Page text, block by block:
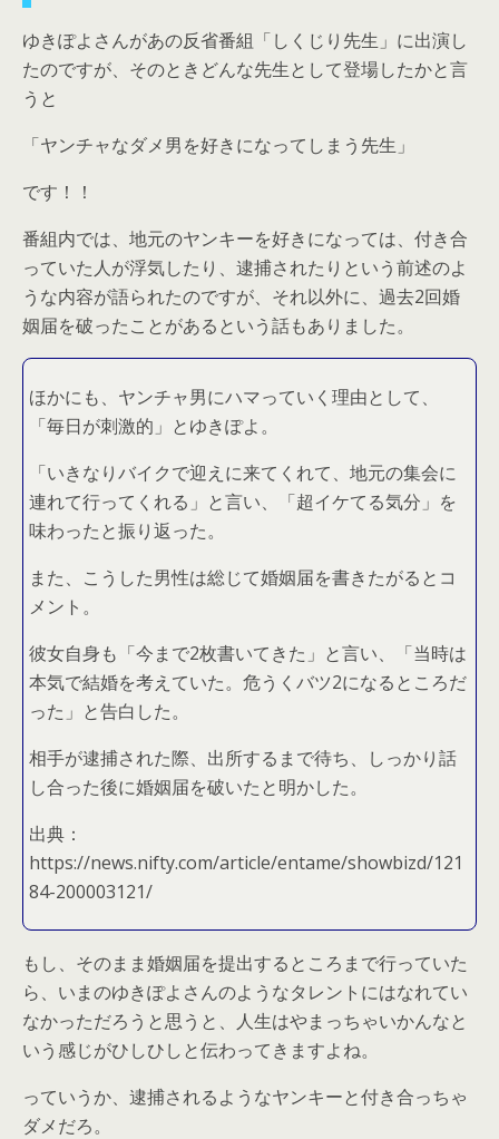
ゆきぽよさんがあの反省番組「しくじり先生」に出演し
たのですが、そのときどんな先生として登場したかと言
うと
「ヤンチャなダメ男を好きになってしまう先生」
です！！
番組内では、地元のヤンキーを好きになっては、付き合
っていた人が浮気したり、逮捕されたりという前述のよ
うな内容が語られたのですが、それ以外に、過去2回婚
姻届を破ったことがあるという話もありました。
ほかにも、ヤンチャ男にハマっていく理由として、
「毎日が刺激的」とゆきぽよ。
「いきなりバイクで迎えに来てくれて、地元の集会に
連れて行ってくれる」と言い、「超イケてる気分」を
味わったと振り返った。
また、こうした男性は総じて婚姻届を書きたがるとコ
メント。
彼女自身も「今まで2枚書いてきた」と言い、「当時は
本気で結婚を考えていた。危うくバツ2になるところだ
った」と告白した。
相手が逮捕された際、出所するまで待ち、しっかり話
し合った後に婚姻届を破いたと明かした。
出典：
https://news.nifty.com/article/entame/showbizd/121
84-200003121/
もし、そのまま婚姻届を提出するところまで行っていた
ら、いまのゆきぽよさんのようなタレントにはなれてい
なかっただろうと思うと、人生はやまっちゃいかんなと
いう感じがひしひしと伝わってきますよね。
っていうか、逮捕されるようなヤンキーと付き合っちゃ
ダメだろ。